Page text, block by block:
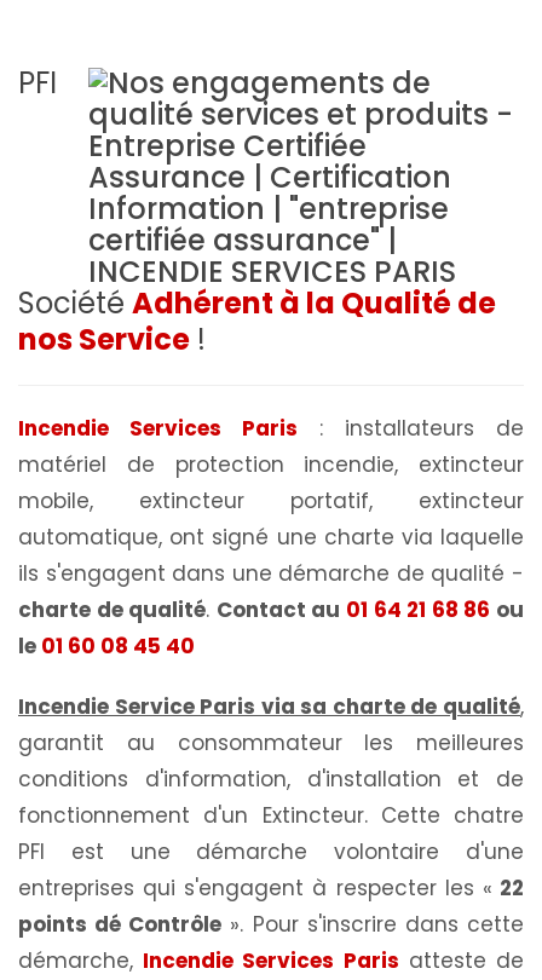
PFI
Société Adhérent à la Qualité de
nos Service !
Incendie Services Paris : installateurs de
matériel de protection incendie, extincteur
mobile, extincteur portatif, extincteur
automatique, ont signé une charte via laquelle
ils s'engagent dans une démarche de qualité -
charte de qualité. Contact au 01 64 21 68 86 ou
le 01 60 08 45 40
Incendie Service Paris via sa charte de qualité,
garantit au consommateur les meilleures
conditions d'information, d'installation et de
fonctionnement d'un Extincteur. Cette chatre
PFI est une démarche volontaire d'une
entreprises qui s'engagent à respecter les « 22
points dé Contrôle ». Pour s'inscrire dans cette
démarche, Incendie Services Paris atteste de